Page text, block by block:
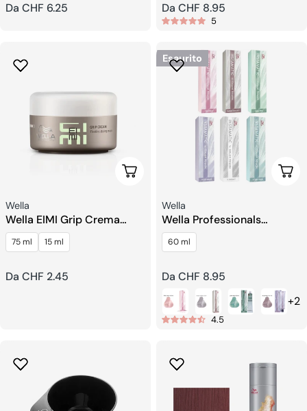
Prezzo
Da CHF 6.25
Prezzo
regolare
Da CHF 8.95
5
Scegli Le Opzioni
Venditore:
Wella
Wella EIMI Grip Crema
Styling Flessibile
75 ml 15 ml
Prezzo
Da CHF 2.45
Esaurito
Venditore:
Wella
Wella Professionals
Instamatic By Color Touch
Colorazione Dei Capelli
60 ml
Prezzo
regolare
Da CHF 8.95
+2
4.5